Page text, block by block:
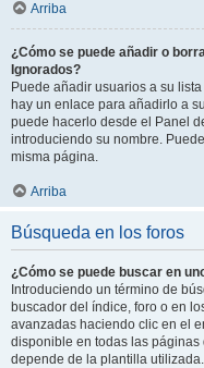
Arriba
¿Cómo se puede añadir o
Ignorados?
Puede añadir usuarios a su
hay un enlace para añadirlo a
puede hacerlo desde el Panel
introduciendo su nombre.
misma página.
Arriba
Búsqueda en los foros
¿Cómo se puede buscar en
Introduciendo un término de
buscador del índice, foro o en
avanzadas haciendo clic en el
disponible en todas las
depende de la plantilla utilizada.